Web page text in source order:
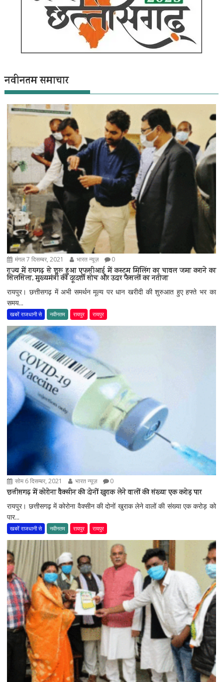
नवीनतम समाचार
मंगल 7 दिसम्बर, 2021 भारत न्यूज़ 0
राज्य में रायगढ़ से शुरू हुआ एफसीआई में कस्टम मिलिंग का चावल जमा कराने का
सिलसिला, मुख्यमंत्री की दूरदर्शी सोच और उदार फैसलों का नतीजा
रायपुर। छत्तीसगढ़ में अभी समर्थन मूल्य पर धान खरीदी की शुरुआत हुए हफ्ते भर का
समय...
खबरें राजधानी से नवीनतम रायपुर रायपुर
सोम 6 दिसम्बर, 2021 भारत न्यूज़ 0
छत्तीसगढ़ में कोरोना वैक्सीन की दोनों खुराक लेने वालों की संख्या एक करोड़ पार
रायपुर। छत्तीसगढ़ में कोरोना वैक्सीन की दोनों खुराक लेने वालों की संख्या एक करोड़ को
पार...
खबरें राजधानी से नवीनतम रायपुर रायपुर